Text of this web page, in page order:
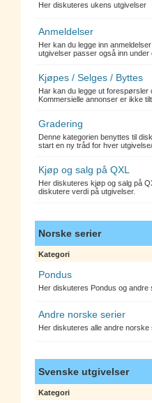
Her diskuteres ukens utgivelser
Anmeldelser
Her kan du legge inn
utgivelser passer også inn under
Kjøpes / Selges / Byttes
Har kan du legge ut forespørsler
Kommersielle annonser er ikke
Gradering
Denne kategorien benyttes til
start en ny tråd for hver
Kjøp og salg på QXL
Her diskuteres kjøp og salg på
diskutere verdi på utgivelser.
Norske serier
Kategori
Pondus
Her diskuteres Pondus og
Andre norske serier
Her diskuteres alle andre
Svenske utgivelser
Kategori